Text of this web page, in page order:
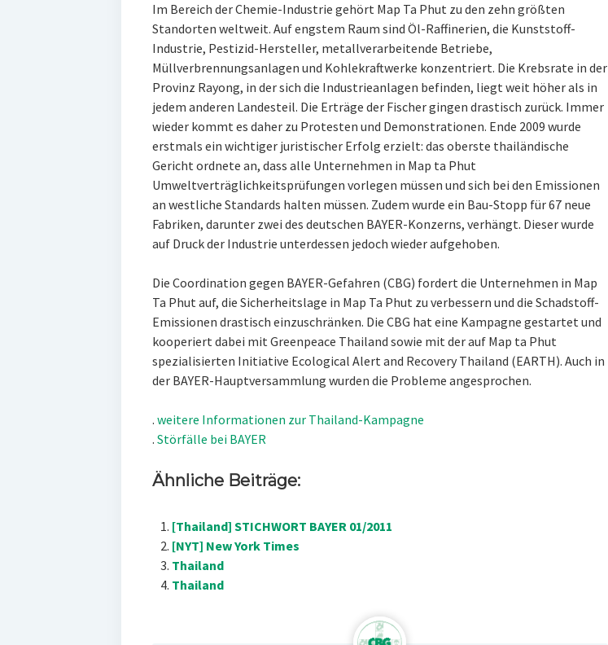
Im Bereich der Chemie-Industrie gehört Map Ta Phut zu den zehn größten
Standorten weltweit. Auf engstem Raum sind Öl-Raffinerien, die Kunststoff-
Industrie, Pestizid-Hersteller, metallverarbeitende Betriebe,
Müllverbrennungsanlagen und Kohlekraftwerke konzentriert. Die Krebsrate in der
Provinz Rayong, in der sich die Industrieanlagen befinden, liegt weit höher als in
jedem anderen Landesteil. Die Erträge der Fischer gingen drastisch zurück. Immer
wieder kommt es daher zu Protesten und Demonstrationen. Ende 2009 wurde
erstmals ein wichtiger juristischer Erfolg erzielt: das oberste thailändische
Gericht ordnete an, dass alle Unternehmen in Map ta Phut
Umweltverträglichkeitsprüfungen vorlegen müssen und sich bei den Emissionen
an westliche Standards halten müssen. Zudem wurde ein Bau-Stopp für 67 neue
Fabriken, darunter zwei des deutschen BAYER-Konzerns, verhängt. Dieser wurde
auf Druck der Industrie unterdessen jedoch wieder aufgehoben.
Die Coordination gegen BAYER-Gefahren (CBG) fordert die Unternehmen in Map
Ta Phut auf, die Sicherheitslage in Map Ta Phut zu verbessern und die Schadstoff-
Emissionen drastisch einzuschränken. Die CBG hat eine Kampagne gestartet und
kooperiert dabei mit Greenpeace Thailand sowie mit der auf Map ta Phut
spezialisierten Initiative Ecological Alert and Recovery Thailand (EARTH). Auch in
der BAYER-Hauptversammlung wurden die Probleme angesprochen.
. weitere Informationen zur Thailand-Kampagne
. Störfälle bei BAYER
Ähnliche Beiträge:
[Thailand] STICHWORT BAYER 01/2011
[NYT] New York Times
Thailand
Thailand